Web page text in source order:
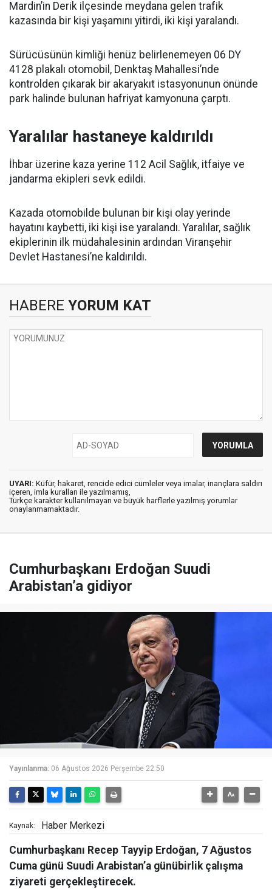
Mardin’in Derik ilçesinde meydana gelen trafik
kazasında bir kişi yaşamını yitirdi, iki kişi yaralandı.
Sürücüsünün kimliği henüz belirlenemeyen 06 DY
4128 plakalı otomobil, Denktaş Mahallesi’nde
kontrolden çıkarak bir akaryakıt istasyonunun önünde
park halinde bulunan hafriyat kamyonuna çarptı.
Yaralılar hastaneye kaldırıldı
İhbar üzerine kaza yerine 112 Acil Sağlık, itfaiye ve
jandarma ekipleri sevk edildi.
Kazada otomobilde bulunan bir kişi olay yerinde
hayatını kaybetti, iki kişi ise yaralandı. Yaralılar, sağlık
ekiplerinin ilk müdahalesinin ardından Viranşehir
Devlet Hastanesi’ne kaldırıldı.
HABERE YORUM KAT
UYARI: Küfür, hakaret, rencide edici cümleler veya imalar, inançlara saldırı
içeren, imla kuralları ile yazılmamış,
Türkçe karakter kullanılmayan ve büyük harflerle yazılmış yorumlar
onaylanmamaktadır.
Cumhurbaşkanı Erdoğan Suudi
Arabistan’a gidiyor
Yayınlanma: 06 Ağustos 2026 Perşembe 22:50
Kaynak: Haber Merkezi
Cumhurbaşkanı Recep Tayyip Erdoğan, 7 Ağustos
Cuma günü Suudi Arabistan’a günübirlik çalışma
ziyareti gerçekleştirecek.